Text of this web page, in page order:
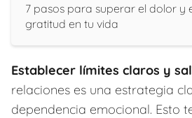
7 pasos para superar el dolor y
gratitud en tu vida
Establecer límites claros y
relaciones es una estrategia
dependencia emocional. Esto